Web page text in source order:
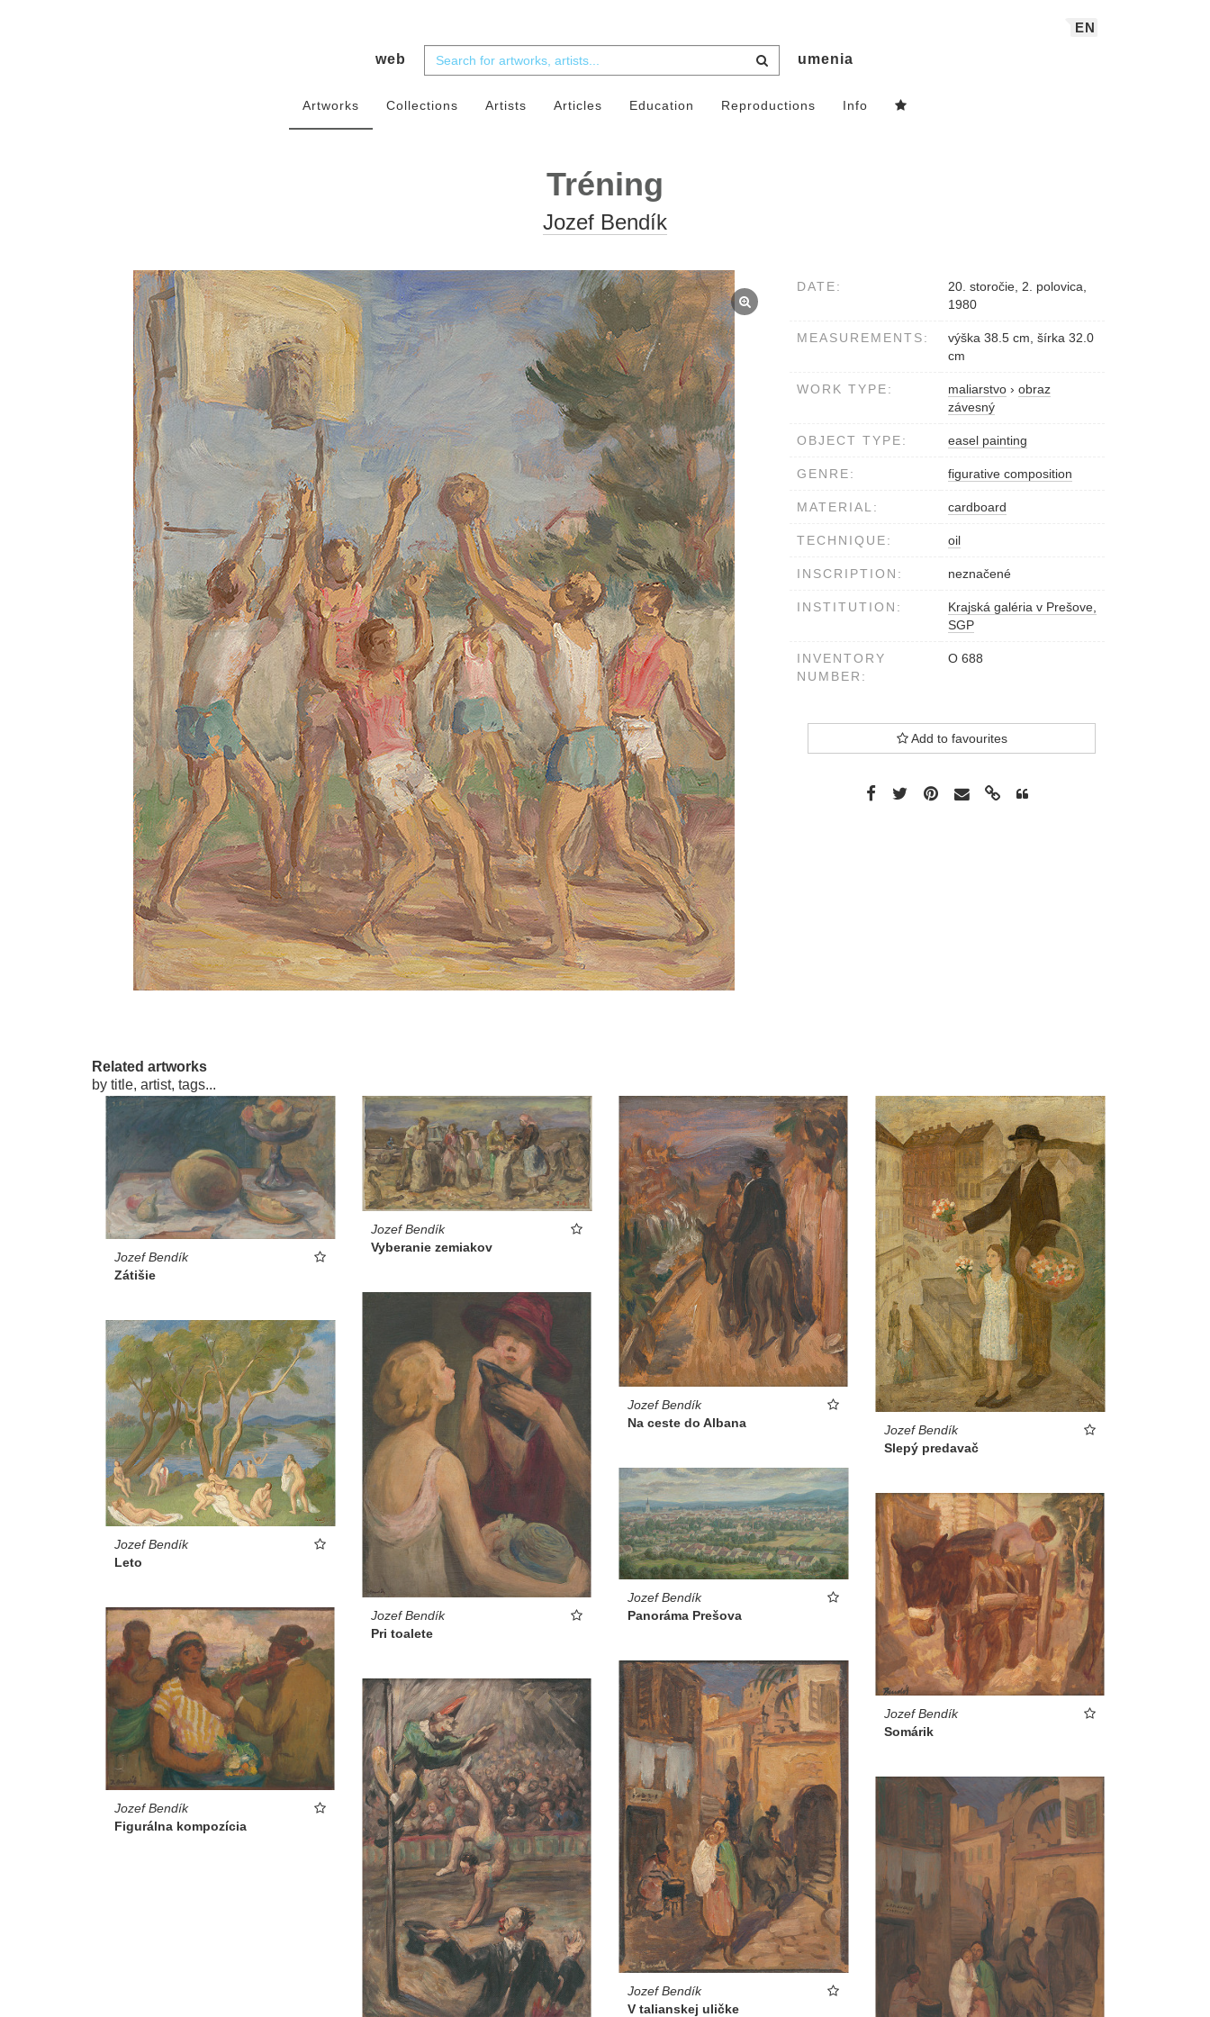
EN
web umenia
Artworks Collections Artists Articles Education Reproductions Info
Tréning
Jozef Bendík
DATE:
20. storočie, 2. polovica,
1980
MEASUREMENTS:
výška 38.5 cm, šírka 32.0
cm
WORK TYPE: maliarstvo › obraz
závesný
OBJECT TYPE: easel painting
GENRE: figurative composition
MATERIAL: cardboard
TECHNIQUE: oil
INSCRIPTION: neznačené
INSTITUTION:
Krajská galéria v Prešove,
SGP
INVENTORY
NUMBER:
O 688
Add to favourites
Related artworks
by title, artist, tags...
Jozef Bendík
Zátišie
Jozef Bendík
Vyberanie zemiakov
Jozef Bendík
Na ceste do Albana
Jozef Bendík
Slepý predavač
Jozef Bendík
Pri toalete
Jozef Bendík
Leto
Jozef Bendík
Panoráma Prešova
Jozef Bendík
Somárik
Jozef Bendík
Figurálna kompozícia
Jozef Bendík
V talianskej uličke